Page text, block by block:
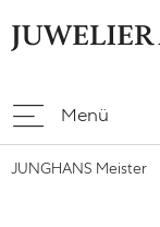
Menü
JUNGHANS Meister